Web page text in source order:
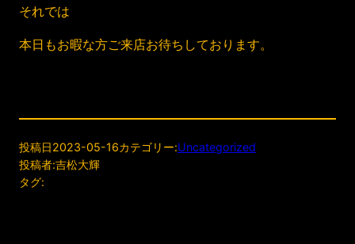
それでは
本日もお暇な方ご来店お待ちしております。
投稿日2023-05-16カテゴリー:Uncategorized
投稿者:吉松大輝
タグ: